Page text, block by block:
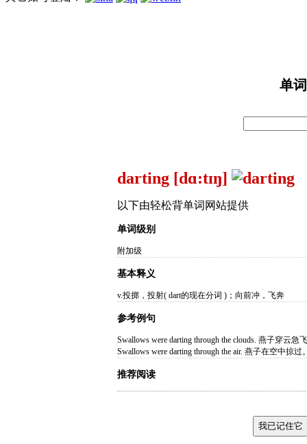
单
darting [dɑ:tɪŋ]
以下由轻松背单词网站提供
单词级别
附加级
基本释义
v.投掷，投射( dart的现在分词 )；向前冲，飞奔
参考例句
Swallows were darting through the clouds. 燕子穿云
Swallows were darting through the air. 燕子在空中掠
推荐阅读